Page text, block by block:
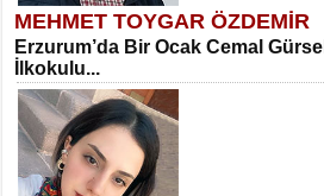
MEHMET TOYGAR ÖZDEMİR
Erzurum’da Bir Ocak Cemal Gürsel
İlkokulu...